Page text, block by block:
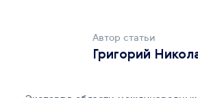
Григорий
Автор статьи